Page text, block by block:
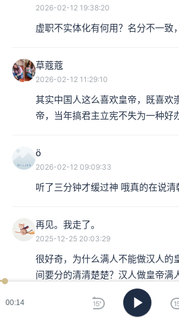
00:15
2026-02-12 19:38:20
虚职不实体化有何用？名分不一致
草蔻蔻
2026-02-12 11:29:10
其实中国人这么喜欢皇帝，既喜欢
帝，当年搞君主立宪不失为一种好
ö
2026-02-12 09:09:33
听了三分钟才缓过神 哦真的在说清
再见。我走了。
2025-12-25 20:03:29
很好奇，为什么满人不能做汉人的
间要分的清清楚楚？汉人做皇帝满
：异族啊，就像和族真的来统